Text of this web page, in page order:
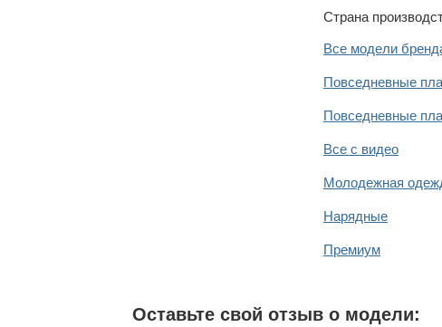
Страна
Все модели
Повседневные
Повседневные
Все с видео
Молодежная
Нарядные
Премиум
Оставьте свой отзыв о модели: